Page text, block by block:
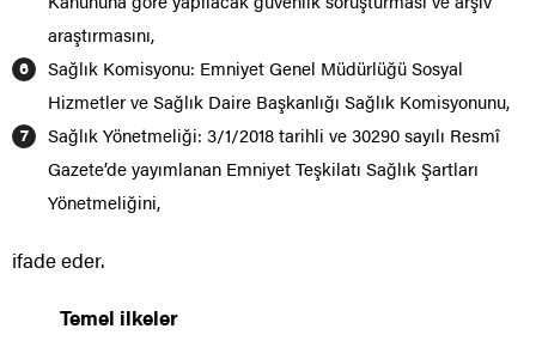
araştırmasını,
Sağlık Komisyonu: Emniyet Genel Müdürlüğü Sosyal
Hizmetler ve Sağlık Daire Başkanlığı Sağlık Komisyonunu,
Sağlık Yönetmeliği: 3/1/2018 tarihli ve 30290 sayılı Resmî
Gazete’de yayımlanan Emniyet Teşkilatı Sağlık Şartları
Yönetmeliğini,
ifade eder.
Temel ilkeler